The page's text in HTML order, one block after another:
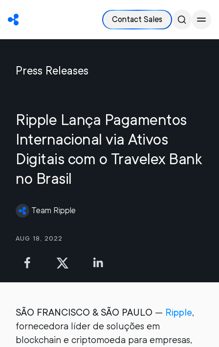
Contact Sales
Press Releases
Ripple Lança Pagamentos
Internacional via Ativos
Digitais com o Travelex Bank
no Brasil
Team Ripple
Aug 18, 2022
SÃO FRANCISCO & SÃO PAULO — Ripple,
fornecedora líder de soluções em
blockchain e criptomoeda para empresas,